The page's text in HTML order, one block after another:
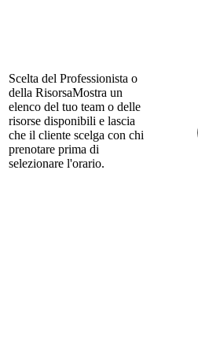
Scelta del Professionista o
della RisorsaMostra un
elenco del tuo team o delle
risorse disponibili e lascia
che il cliente scelga con chi
prenotare prima di
selezionare l'orario.